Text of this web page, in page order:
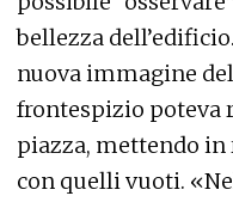
bellezza
nuova immagine
frontespizio poteva
piazza, mettendo
con quelli vuoti.